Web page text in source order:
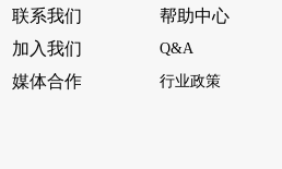
联系我们
加入我们
媒体合作
帮助中心
Q&A
行业政策